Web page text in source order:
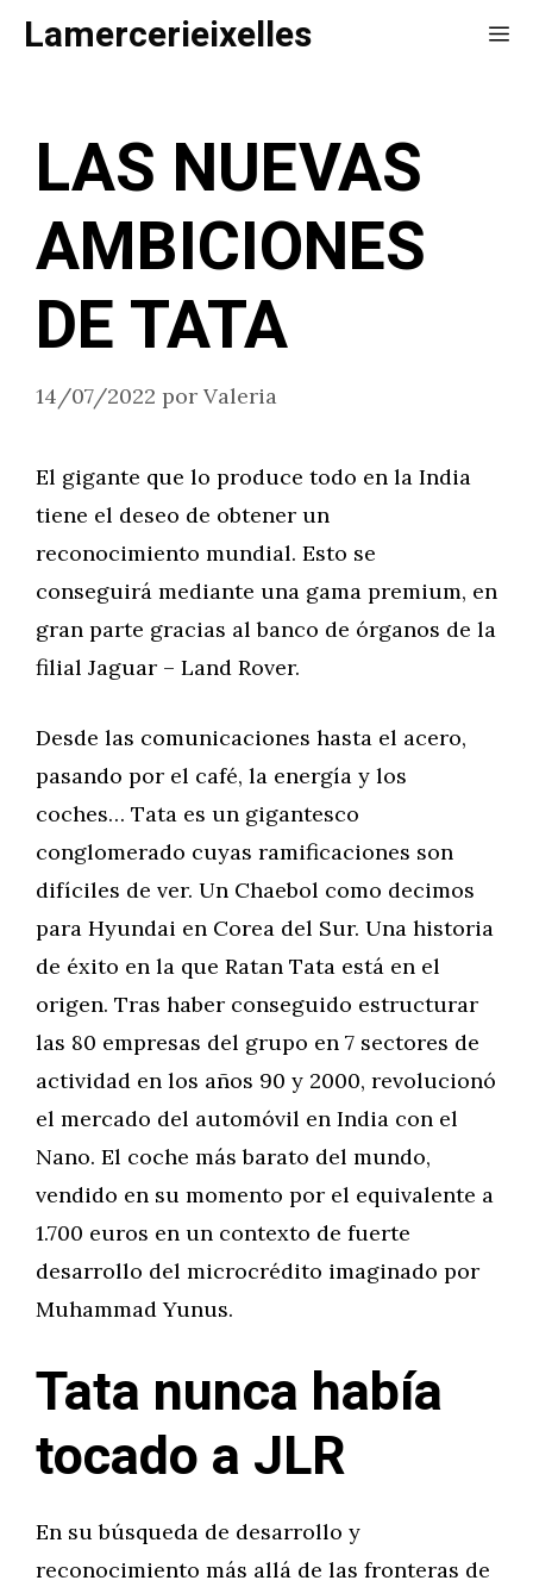
SaltarLamercerieixelles
LAS NUEVAS
AMBICIONES
DE TATA
14/07/2022 por Valeria
El gigante que lo produce todo en la India
tiene el deseo de obtener un
reconocimiento mundial. Esto se
conseguirá mediante una gama premium, en
gran parte gracias al banco de órganos de la
filial Jaguar – Land Rover.
Desde las comunicaciones hasta el acero,
pasando por el café, la energía y los
coches… Tata es un gigantesco
conglomerado cuyas ramificaciones son
difíciles de ver. Un Chaebol como decimos
para Hyundai en Corea del Sur. Una historia
de éxito en la que Ratan Tata está en el
origen. Tras haber conseguido estructurar
las 80 empresas del grupo en 7 sectores de
actividad en los años 90 y 2000, revolucionó
el mercado del automóvil en India con el
Nano. El coche más barato del mundo,
vendido en su momento por el equivalente a
1.700 euros en un contexto de fuerte
desarrollo del microcrédito imaginado por
Muhammad Yunus.
Tata nunca había
tocado a JLR
En su búsqueda de desarrollo y
reconocimiento más allá de las fronteras de